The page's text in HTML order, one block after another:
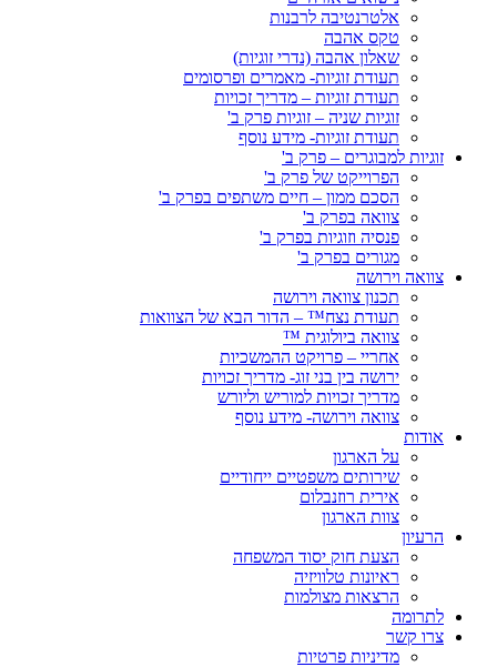
אלטרנטיבה לרבנות
טקס אהבה
שאלון אהבה (נדרי זוגיות)
תעודת זוגיות- מאמרים ופרסומים
תעודת זוגיות – מדריך זכויות
זוגיות שניה – זוגיות פרק ב'
תעודת זוגיות- מידע נוסף
זוגיות למבוגרים – פרק ב'
הפרוייקט של פרק ב'
הסכם ממון – חיים משתפים בפרק ב'
צוואה בפרק ב'
פנסיה וזוגיות בפרק ב'
מגורים בפרק ב'
צוואה וירושה
תכנון צוואה וירושה
תעודת נצח™ – הדור הבא של הצוואות
צוואה ביולוגית ™
אחריי – פרויקט ההמשכיות
ירושה בין בני זוג- מדריך זכויות
מדריך זכויות למוריש וליורש
צוואה וירושה- מידע נוסף
אודות
על הארגון
שירותים משפטיים ייחודיים
אירית רוזנבלום
צוות הארגון
הרעיון
הצעת חוק יסוד המשפחה
ראיונות טלוויזיה
הרצאות מצולמות
לתרומה
צרו קשר
מדיניות פרטיות